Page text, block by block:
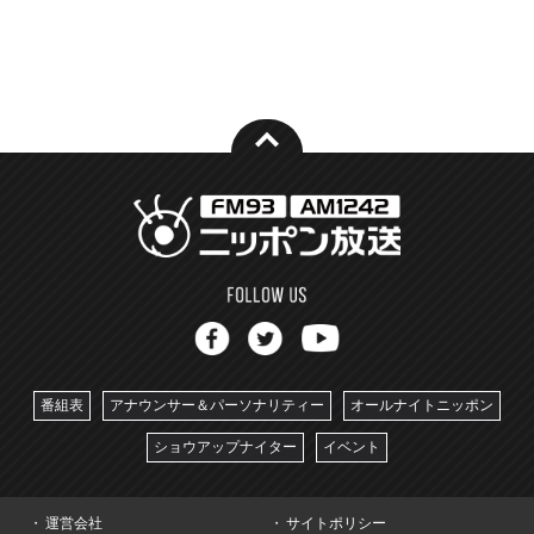
番組表 アナウンサー＆パーソナリティー オールナイトニッポン
ショウアップナイター イベント
運営会社 サイトポリシー